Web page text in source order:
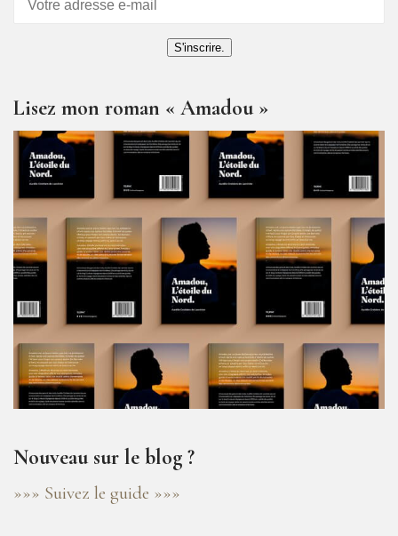
S'inscrire.
Lisez mon roman « Amadou »
Nouveau sur le blog ?
»»» Suivez le guide »»»